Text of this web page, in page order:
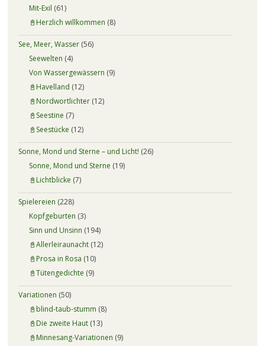
Mit-Exil (61)
📓Herzlich willkommen (8)
See, Meer, Wasser(56)
Seewelten (4)
Von Wassergewässern (9)
📓Havelland (12)
📓Nordwortlichter(12)
📓Seestine (7)
📓Seestücke (12)
Sonne, Mond und Sterne – und Licht! (26)
Sonne, Mond und Sterne (19)
📓Lichtblicke (7)
Spielereien (228)
Kopfgeburten (3)
Sinn und Unsinn (194)
📓Allerleiraunacht(12)
📓Prosa in Rosa (10)
📓Tütengedichte (9)
Variationen (50)
📓blind-taub-stumm (8)
📓Die zweite Haut(13)
📓Minnesang-Variationen (9)